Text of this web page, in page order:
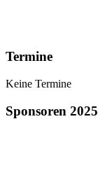
Termine
Keine Termine
Sponsoren 2025